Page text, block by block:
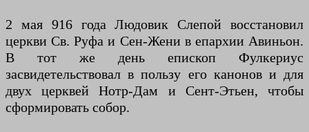
2 мая 916 года Людовик Слепой восстановил
церкви Св. Руфа и Сен-Жени в епархии Авиньон.
В тот же день епископ Фулкериус
засвидетельствовал в пользу его канонов и для
двух церквей Нотр-Дам и Сент-Этьен, чтобы
сформировать собор.